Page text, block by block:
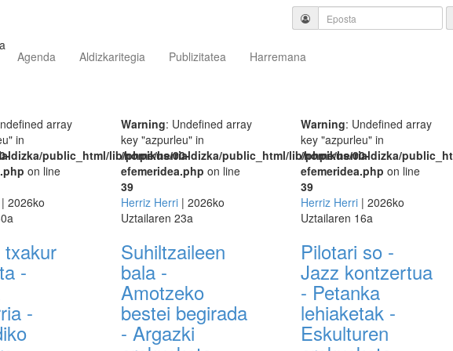
Agenda Aldizkaritegia Publizitatea Harremana
array
in
public_html/lib/phpikus/00-
on line
| 2026ko
-
-
Warning: Undefined array
key "azpurleu" in
/home/herrialdizka/public_html/lib/phpikus/00-
efemeridea.php on line
39
Herriz Herri | 2026ko
Uztailaren 23a
Suhiltzaileen
bala -
Amotzeko
bestei begirada
- Argazki
Warning: Undefined array
key "azpurleu" in
/home/herrialdizka/
efemeridea.php on line
39
Herriz Herri | 2026ko
Uztailaren 16a
Pilotari so -
Jazz kontzertua
- Petanka
lehiaketak -
Eskulturen